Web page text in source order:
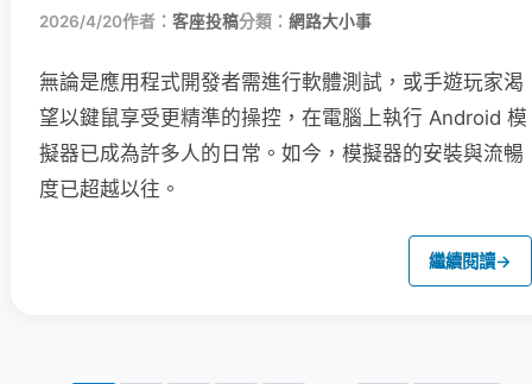
2026/4/20作者： 客座投稿分類： 網路大小事
無論是應用程式開發者需進行軟體測試，或手遊玩家渴
望以鍵鼠享受更精準的操控，在電腦上執行 Android 模
擬器已成為許多人的日常。如今，模擬器的安裝與流暢
度已超越以往。
繼續閱讀→